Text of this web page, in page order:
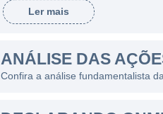
A companhia concentra
tecnologia permite que
redução de custos e no
pela GenMark são
Ler mais
ANÁLISE DAS
Confira a análise fundamentalista